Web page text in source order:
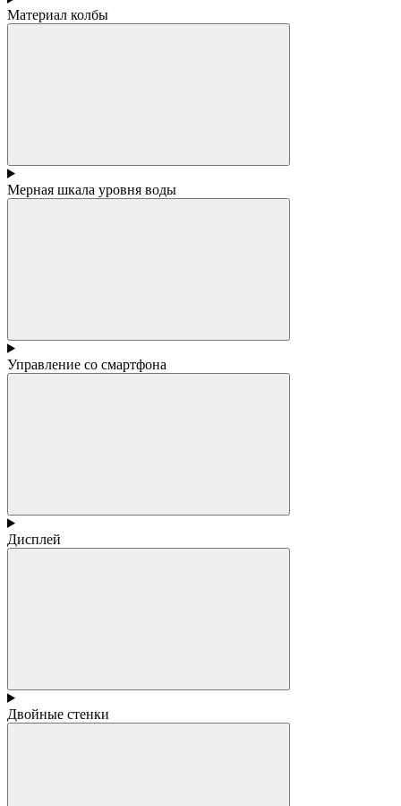
Материал колбы
Мерная шкала уровня воды
Управление со смартфона
Дисплей
Двойные стенки